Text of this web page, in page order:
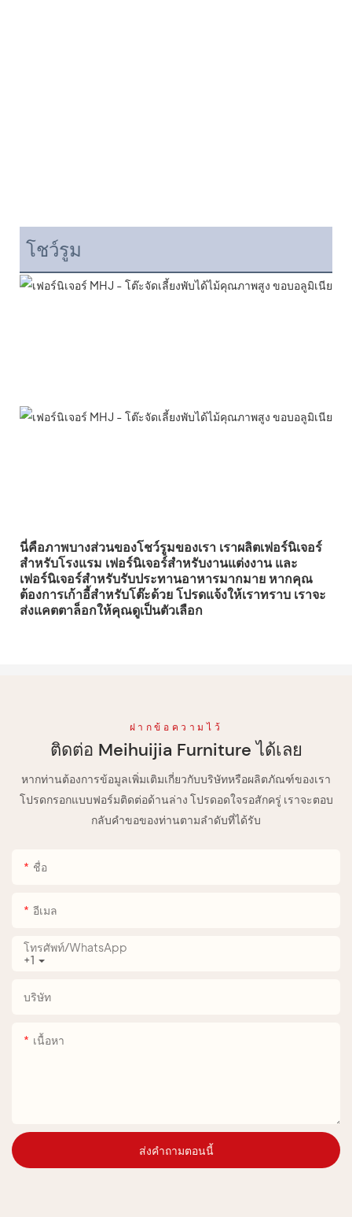
โชว์รูม
นี่คือภาพบางส่วนของโชว์รูมของเรา เราผลิตเฟอร์นิเจอร์
สำหรับโรงแรม เฟอร์นิเจอร์สำหรับงานแต่งงาน และ
เฟอร์นิเจอร์สำหรับรับประทานอาหารมากมาย หากคุณ
ต้องการเก้าอี้สำหรับโต๊ะด้วย โปรดแจ้งให้เราทราบ เราจะ
ส่งแคตตาล็อกให้คุณดูเป็นตัวเลือก
ฝากข้อความไว้
ติดต่อ Meihuijia Furniture ได้เลย
หากท่านต้องการข้อมูลเพิ่มเติมเกี่ยวกับบริษัทหรือผลิตภัณฑ์ของเรา
โปรดกรอกแบบฟอร์มติดต่อด้านล่าง โปรดอดใจรอสักครู่ เราจะตอบ
กลับคำขอของท่านตามลำดับที่ได้รับ
ชื่อ
อีเมล
+1
โทรศัพท์/WhatsApp
บริษัท
เนื้อหา
ส่งคำถามตอนนี้